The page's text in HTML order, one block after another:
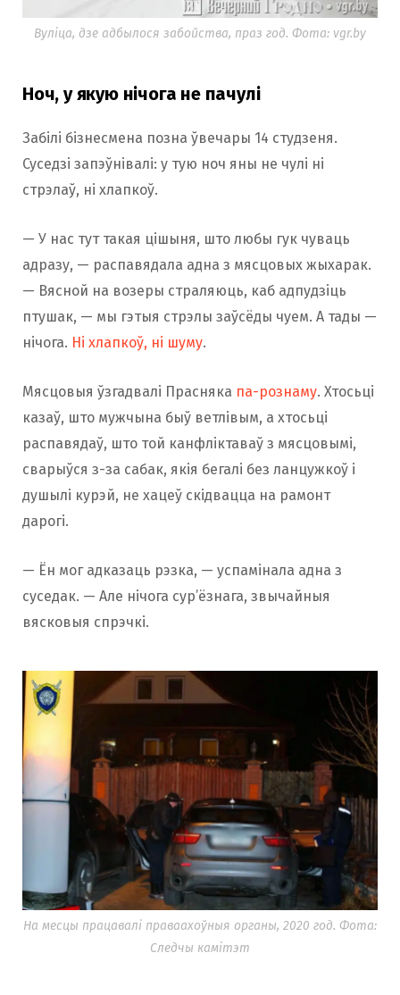
Вуліца, дзе адбылося забойства, праз год. Фота: vgr.by
Ноч, у якую нічога не пачулі
Забілі бізнесмена позна ўвечары 14 студзеня.
Суседзі запэўнівалі: у тую ноч яны не чулі ні
стрэлаў, ні хлапкоў.
— У нас тут такая цішыня, што любы гук чуваць
адразу, — распавядала адна з мясцовых жыхарак.
— Вясной на возеры страляюць, каб адпудзіць
птушак, — мы гэтыя стрэлы заўсёды чуем. А тады —
нічога. Ні хлапкоў, ні шуму.
Мясцовыя ўзгадвалі Прасняка па-рознаму. Хтосьці
казаў, што мужчына быў ветлівым, а хтосьці
распавядаў, што той канфліктаваў з мясцовымі,
сварыўся з-за сабак, якія бегалі без ланцужкоў і
душылі курэй, не хацеў скідвацца на рамонт
дарогі.
— Ён мог адказаць рэзка, — успамінала адна з
суседак. — Але нічога сур’ёзнага, звычайныя
вясковыя спрэчкі.
На месцы працавалі праваахоўныя органы, 2020 год. Фота:
Следчы камітэт